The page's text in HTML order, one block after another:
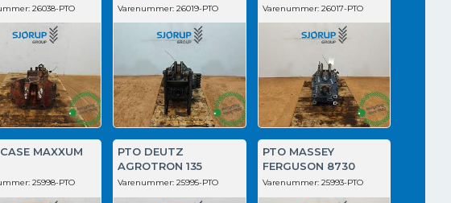
26038-PTO Varenummer: 26019-PTO Varenummer: 26017-PTO
MAXXUM
25998-PTO
PTO DEUTZ
AGROTRON 135
Varenummer: 25995-PTO
PTO MASSEY
FERGUSON 8730
Varenummer: 25993-PTO